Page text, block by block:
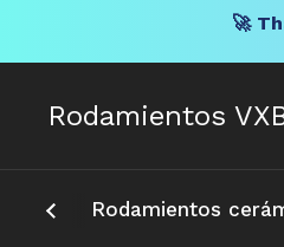
🚀
Rodamientos
Rodamientos